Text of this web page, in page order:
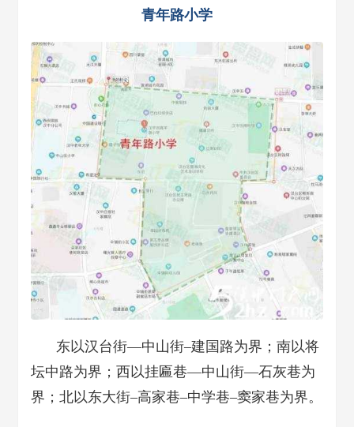
青年路小学
东以汉台街—中山街–建国路为界；南以将
坛中路为界；西以挂匾巷—中山街—石灰巷为
界；北以东大街–高家巷–中学巷–窦家巷为界。